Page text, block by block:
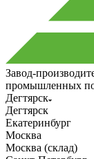
Завод-
промышленных
Дегтярск
Дегтярск
Екатеринбург
Москва
Москва (склад)